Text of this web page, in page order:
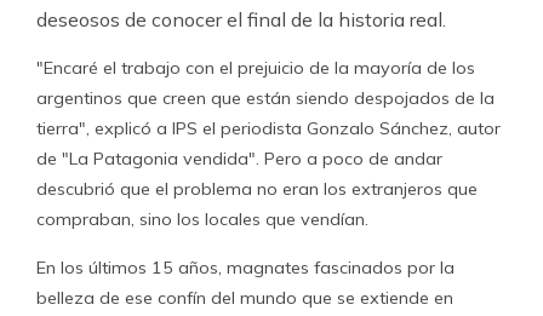
deseosos de conocer el final de la historia real.
"Encaré el trabajo con el prejuicio de la mayoría de los
argentinos que creen que están siendo despojados de la
tierra", explicó a IPS el periodista Gonzalo Sánchez, autor
de "La Patagonia vendida". Pero a poco de andar
descubrió que el problema no eran los extranjeros que
compraban, sino los locales que vendían.
En los últimos 15 años, magnates fascinados por la
belleza de ese confín del mundo que se extiende en